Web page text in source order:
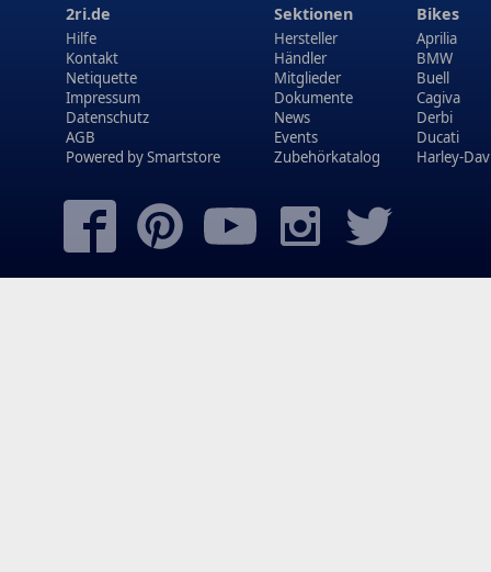
2ri.de
Hilfe
Kontakt
Netiquette
Impressum
Datenschutz
AGB
Powered bySmartstore
Sektionen
Hersteller
Händler
Mitglieder
Dokumente
News
Events
Zubehörkatalog
Bikes
Aprilia
BMW
Buell
Cagiva
Derbi
Ducati
Harley-